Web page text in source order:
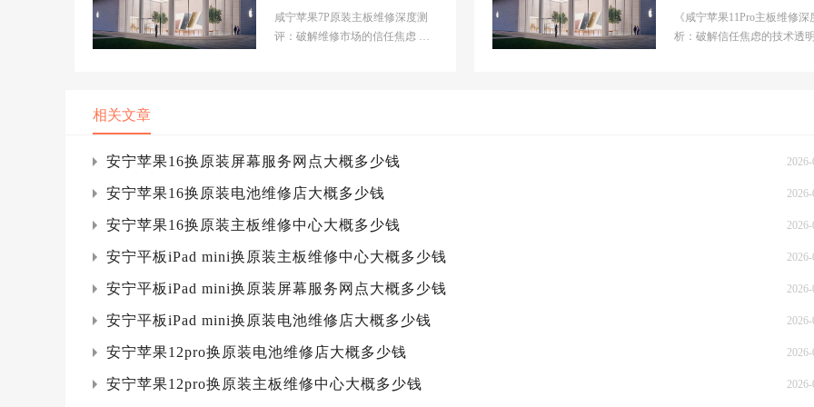
概多少钱
咸宁苹果7P原装主板维修深度测
评：破解维修市场的信任焦虑 市
大概多少钱
《咸宁苹果11Pro主板维修深
析：破解信任焦虑的技术透
相关文章
安宁苹果16换原装屏幕服务网点大概多少钱 2026-
安宁苹果16换原装电池维修店大概多少钱 2026-
安宁苹果16换原装主板维修中心大概多少钱 2026-
安宁平板iPad mini换原装主板维修中心大概多少钱 2026-
安宁平板iPad mini换原装屏幕服务网点大概多少钱 2026-
安宁平板iPad mini换原装电池维修店大概多少钱 2026-
安宁苹果12pro换原装电池维修店大概多少钱 2026-
安宁苹果12pro换原装主板维修中心大概多少钱 2026-